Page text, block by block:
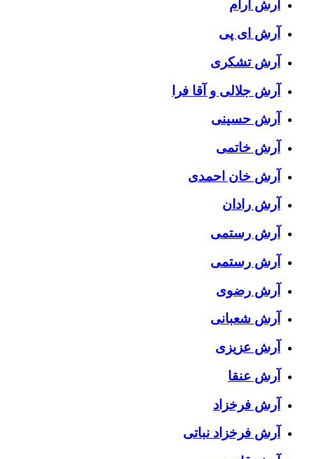
آرش آرام
آرش ای پی
آرش تشکری
آرش جلالی و آقا فرا
آرش حسینی
آرش خاتمی
آرش خان احمدی
آرش رادان
آرش رستمى
آرش رستمی
آرش رضوی
آرش شعبانی
آرش عزیزی
آرش عنقا
آرش فرخزاد
آرش فرخزاد نباتی